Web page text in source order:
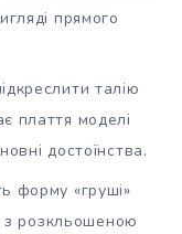
прямого
талію
плаття моделі
достоїнства.
форму «груші»
з розкльошеною